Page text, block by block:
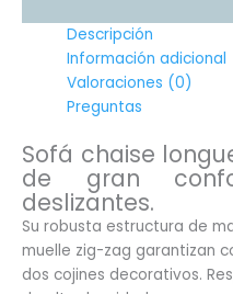
Descripción
Información adicional
Valoraciones (0)
Preguntas
Sofá chaise
de gran
deslizantes.
Su robusta estructura de
muelle zig-zag garantizan
dos cojines decorativos.